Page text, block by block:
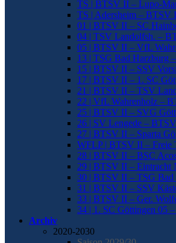
TS | BTSV II – Lupo-
TS | Adersheim – BTSV
01 | BTSV II – SC
04 | TSV Landolfsh. –
05 | BTSV II – VfL
13 | TSG Bad Harzburg
15 | BTSV II – SSV
17 | BTSV II – 1. SC
21 | BTSV II – TSV
22 | VfL Wahrenholz –
25 | BTSV II – SVG
26 | SV Lengede –
27 | BTSV II – Sparta
WFLP | BTSV II – Freie
28 | BTSV II – BSC
29 | BTSV II – Eintracht
30 | BTSV II – TSG Bad
31 | BTSV II – SSV
33 | BTSV II – Ger.
34 | 1. SC Göttingen 05
Archiv
2020-2030